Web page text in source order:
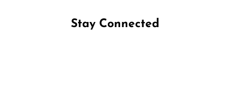
Stay Connected